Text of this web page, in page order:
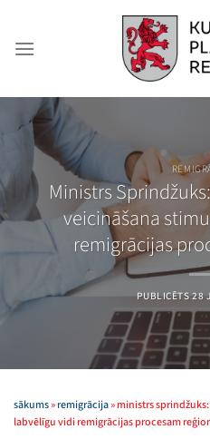
content
Ministrs
veicināšana
remigrācijas
PUBLICĒTS28
sākums»remigrācija»ministrs
labvēlīgu vidi remigrācijas procesam